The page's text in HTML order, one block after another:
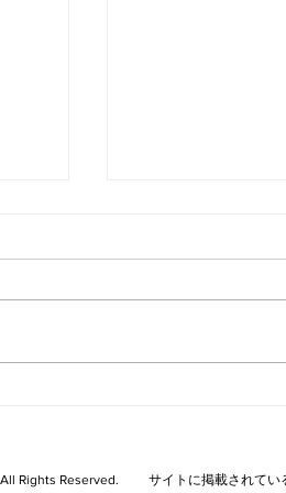
Rights Reserved. サイトに掲載されている